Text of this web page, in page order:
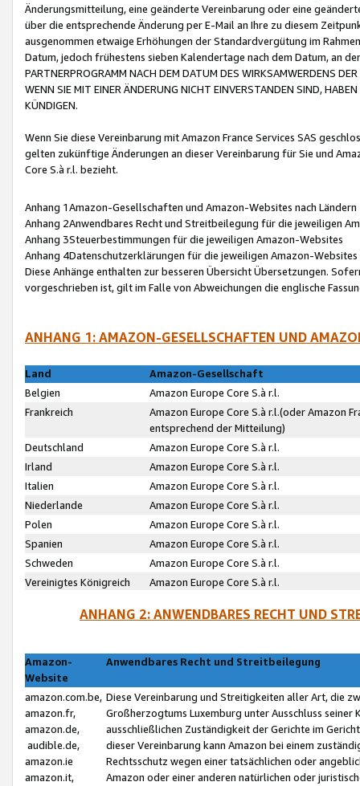
Änderungsmitteilung, eine geänderte Vereinbarung oder eine
über die entsprechende Änderung per E-Mail an Ihre zu diesem
ausgenommen etwaige Erhöhungen der Standardvergütung im
Datum, jedoch frühestens sieben Kalendertage nach dem Datum, an
PARTNERPROGRAMM NACH DEM DATUM DES WIRKSAMWERDENS
WENN SIE MIT EINER ÄNDERUNG NICHT EINVERSTANDEN SIND,
KÜNDIGEN.
Wenn Sie diese Vereinbarung mit Amazon France Services SAS
gelten zukünftige Änderungen an dieser Vereinbarung für Sie und
Core S.à r.l. bezieht.
Anhang 1Amazon-Gesellschaften und Amazon-Websites nach Ländern
Anhang 2Anwendbares Recht und Streitbeilegung für die jeweiligen
Anhang 3Steuerbestimmungen für die jeweiligen Amazon-Websites
Anhang 4Datenschutzerklärungen für die jeweiligen Amazon-Websites
Diese Anhänge enthalten zur besseren Übersicht Übersetzungen.
vorgeschrieben ist, gilt im Falle von Abweichungen die englische
ANHANG 1: AMAZON-GESELLSCHAFTEN UND
Land
Amazon-Gesellschaft
Belgien
Amazon Europe Core S.à r.l.
Frankreich
Amazon Europe Core S.à r.l.(oder Amazon
entsprechend der Mitteilung)
Deutschland
Amazon Europe Core S.à r.l.
Irland
Amazon Europe Core S.à r.l.
Italien
Amazon Europe Core S.à r.l.
Niederlande
Amazon Europe Core S.à r.l.
Polen
Amazon Europe Core S.à r.l.
Spanien
Amazon Europe Core S.à r.l.
Schweden
Amazon Europe Core S.à r.l.
Vereinigtes Königreich
Amazon Europe Core S.à r.l.
ANHANG 2: ANWENDBARES RECHT UND
Amazon-
Website
Anwendbares Recht und Streitbeilegung
amazon.com.be,
amazon.fr,
amazon.de,
audible.de,
amazon.ie
amazon.it,
Diese Vereinbarung und Streitigkeiten aller Art, die
Großherzogtums Luxemburg unter Ausschluss
ausschließlichen Zuständigkeit der Gerichte im
dieser Vereinbarung kann Amazon bei einem
Rechtsschutz wegen einer tatsächlichen oder
Amazon oder einer anderen natürlichen oder